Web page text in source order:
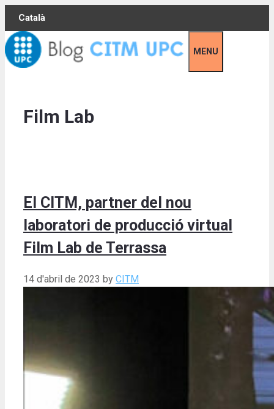
Skip
content
Català
MENU
Film Lab
El CITM, partner del nou
laboratori de producció virtual
Film Lab de Terrassa
14 d'abril de 2023 by CITM